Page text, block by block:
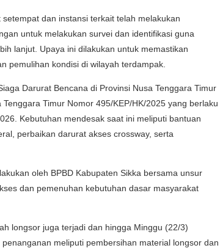
dan instansi terkait telah melakukan
untuk melakukan survei dan identifikasi guna
lanjut. Upaya ini dilakukan untuk memastikan
pemulihan kondisi di wilayah terdampak.
Darurat Bencana di Provinsi Nusa Tenggara Timur
Timur Nomor 495/KEP/HK/2025 yang berlaku
Kebutuhan mendesak saat ini meliputi bantuan
perbaikan darurat akses crossway, serta
oleh BPBD Kabupaten Sikka bersama unsur
dan pemenuhan kebutuhan dasar masyarakat
longsor juga terjadi dan hingga Minggu (22/3)
meliputi pembersihan material longsor dan